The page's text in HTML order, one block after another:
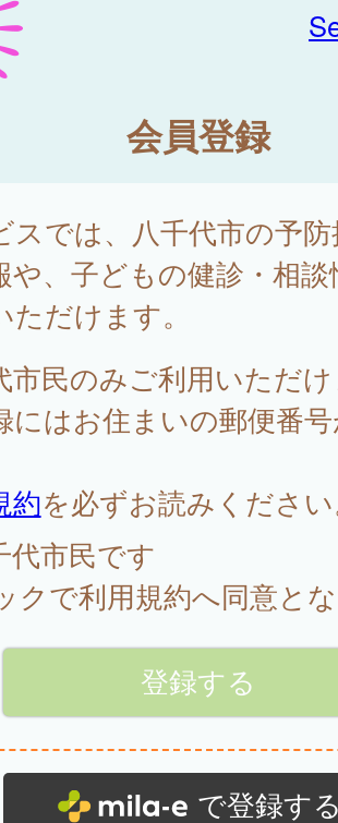
会員登録
スでは、八千代市の予
や、子どもの健診・相
ただけます。
市民のみご利用いただ
にはお住まいの郵便番
約を必ずお読みくださ
市民です
クで利用規約へ同意と
で登録す